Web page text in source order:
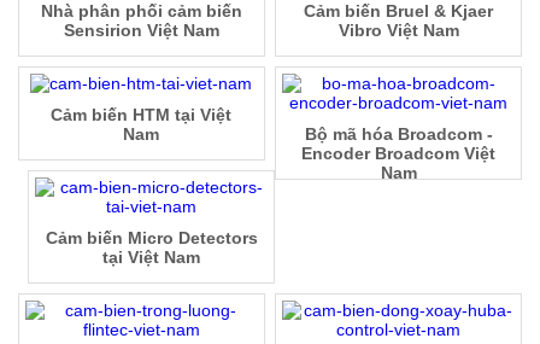
Cảm biến Bruel & Kjaer
Vibro Việt Nam
Nhà phân phối cảm biến
Sensirion Việt Nam
Bộ mã hóa Broadcom -
Encoder Broadcom Việt
Nam
Cảm biến HTM tại Việt
Nam
Cảm biến Micro Detectors
tại Việt Nam